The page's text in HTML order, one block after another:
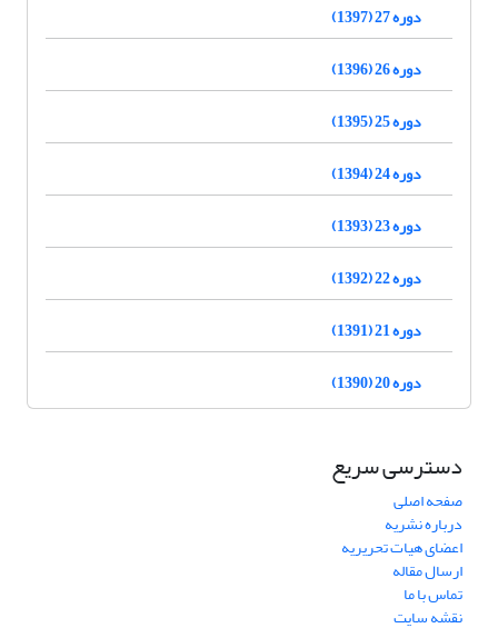
دوره 27 (1397)
دوره 26 (1396)
دوره 25 (1395)
دوره 24 (1394)
دوره 23 (1393)
دوره 22 (1392)
دوره 21 (1391)
دوره 20 (1390)
دسترسی سریع
صفحه اصلی
درباره نشریه
اعضای هیات تحریریه
ارسال مقاله
تماس با ما
نقشه سایت